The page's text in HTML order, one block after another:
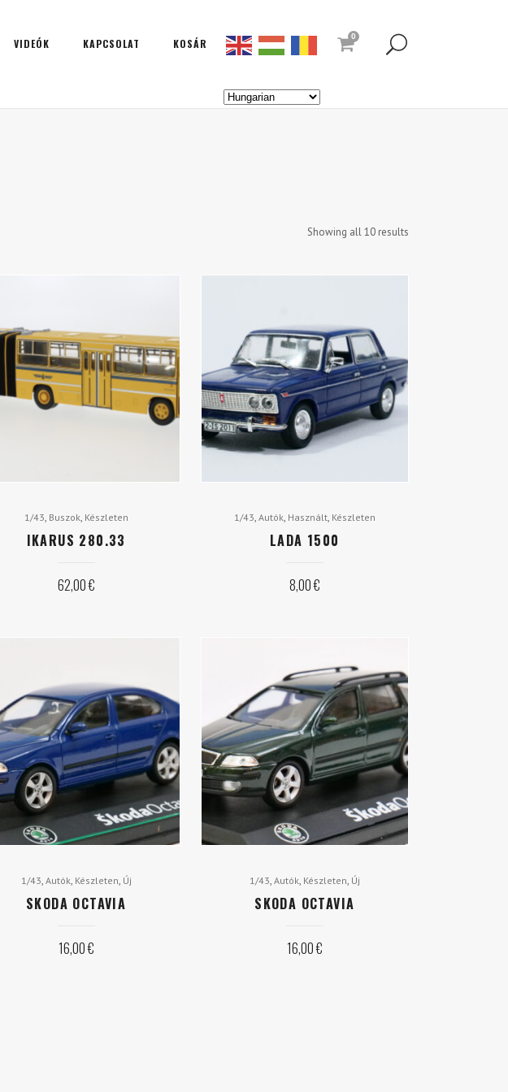
0
VIDEÓK KAPCSOLAT KOSÁR
Showing all 10 results
1/43, Buszok, Készleten
IKARUS 280.33
62,00€
1/43, Autók, Használt, Készleten
LADA 1500
8,00€
1/43, Autók, Készleten, Új
SKODA OCTAVIA
16,00€
1/43, Autók, Készleten, Új
SKODA OCTAVIA
16,00€